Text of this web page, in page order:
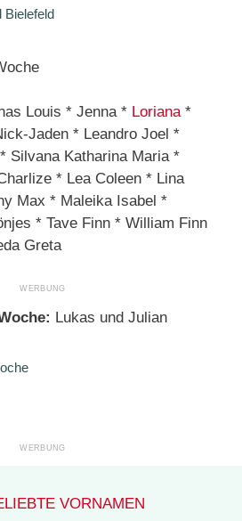
Bielefeld
Louis * Jenna * Loriana*
Jaden * Leandro Joel *
Silvana Katharina Maria *
* Lea Coleen * Lina
Max * Maleika Isabel *
* Tave Finn * William Finn
Greta
Lukas und Julian
VORNAMEN